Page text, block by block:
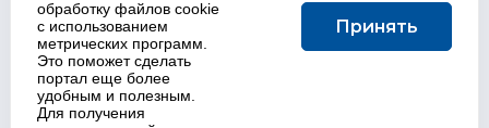
Адрес электронной почты Редакции:
redactor@admobninsk.ru
Телефон Редакции: +7 (484) 395-85-85
Настоящий ресурс содержит материалы 18+
Политика в отношении обработки персональных
обработку файлов cookie
с использованием
метрических программ.
Это поможет сделать
портал еще более
удобным и полезным.
Для получения
Принять